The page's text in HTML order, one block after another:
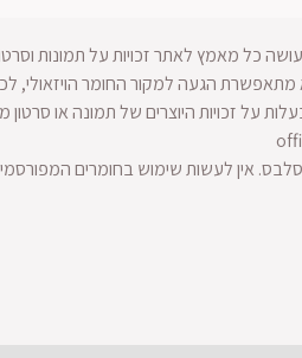
עושה כל מאמץ לאתר זכויות על תמונות
על זכויות היוצרים של תמונה או
סלבס. אין לעשות שימוש בחומרים